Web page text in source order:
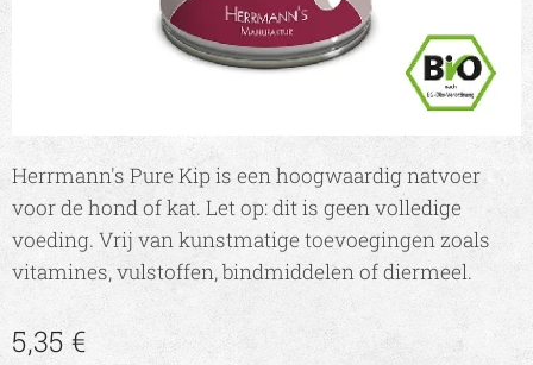
Herrmann's Pure Kip is een hoogwaardig natvoer
voor de hond of kat. Let op: dit is geen volledige
voeding. Vrij van kunstmatige toevoegingen zoals
vitamines, vulstoffen, bindmiddelen of diermeel.
5,35 €